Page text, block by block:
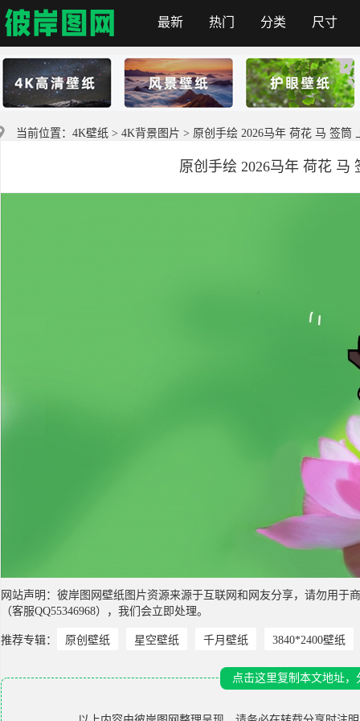
彼岸图网
最新 热门 分类 尺寸
当前位置： 4K壁纸 > 4K背景图片 > 原创手绘 2026马年 荷花 马 签筒
原创手绘 2026马年 荷花 马
网站声明：彼岸图网壁纸图片资源来源于互联网和网友分享，请勿用
（客服QQ55346968），我们会立即处理。
推荐专辑： 原创壁纸 星空壁纸 千月壁纸 3840*2400壁纸
点击这里复制本文地址